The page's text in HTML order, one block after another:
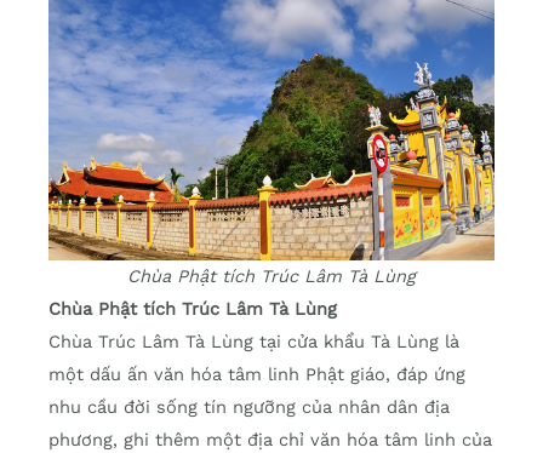
Chùa Phật tích Trúc Lâm Tà Lùng
Chùa Phật tích Trúc Lâm Tà Lùng
Chùa Trúc Lâm Tà Lùng tại cửa khẩu Tà Lùng là
một dấu ấn văn hóa tâm linh Phật giáo, đáp ứng
nhu cầu đời sống tín ngưỡng của nhân dân địa
phương, ghi thêm một địa chỉ văn hóa tâm linh của